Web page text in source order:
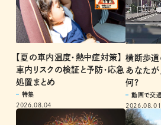
【夏の車内温度・熱中症対策】
車内リスクの検証と予防・応急
処置まとめ
特集
2026.08.04
横断歩
あなたが
何?
動画で交
2026.08.01